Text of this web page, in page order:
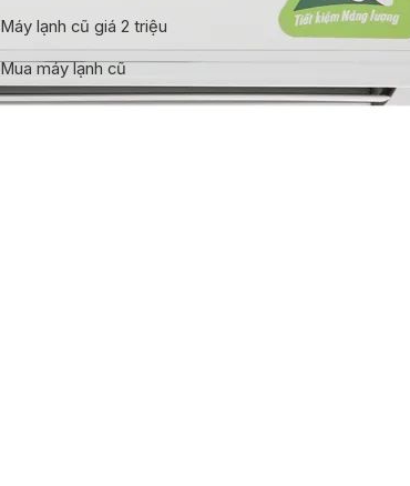
Máy lạnh cũ giá 2 triệu
Mua máy lạnh cũ